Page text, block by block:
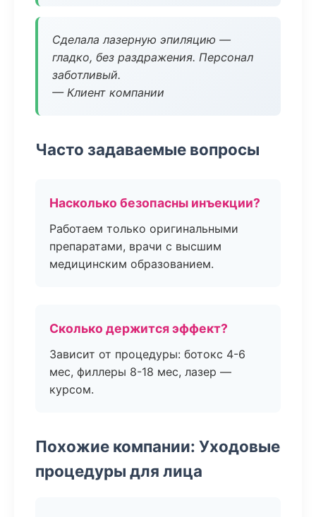
Сделала лазерную эпиляцию —
гладко, без раздражения. Персонал
заботливый.
— Клиент компании
Часто задаваемые вопросы
Насколько безопасны инъекции?
Работаем только оригинальными
препаратами, врачи с высшим
медицинским образованием.
Сколько держится эффект?
Зависит от процедуры: ботокс 4-6
мес, филлеры 8-18 мес, лазер —
курсом.
Похожие компании: Уходовые
процедуры для лица